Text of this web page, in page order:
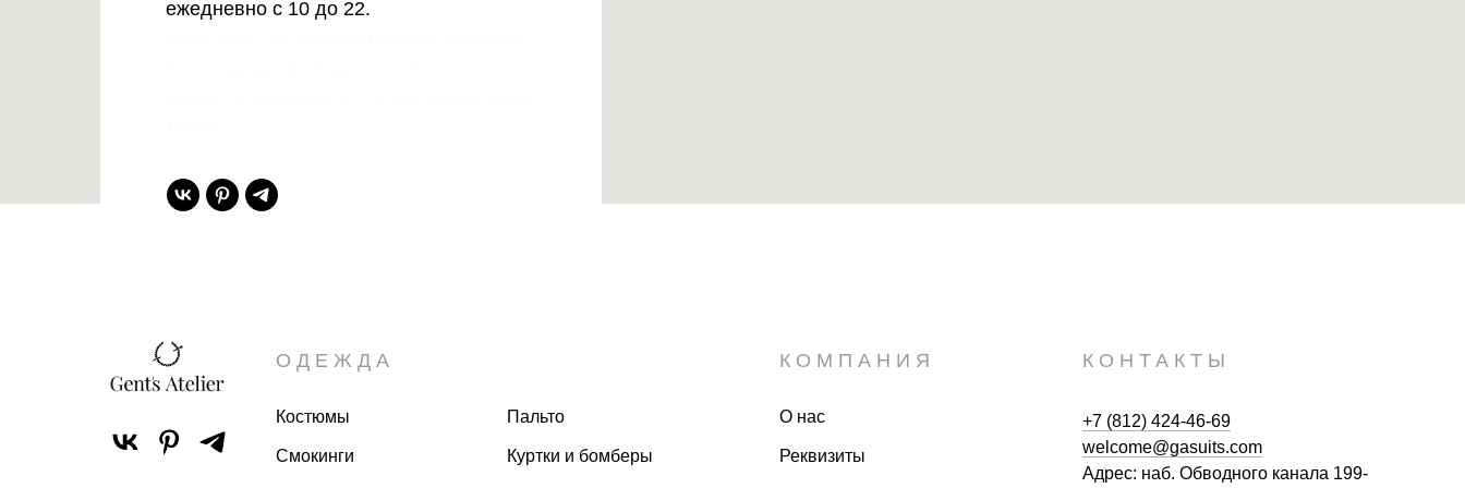
ежедневно с 10 до 22.
ОДЕЖДА
Костюмы
Смокинги
Пальто
КОНТАКТЫ
+7 (812) 424-46-69
welcome@gasuits.com
Адрес: наб. Обводного канала 199-
Куртки и бомберы
КОМПАНИЯ
О нас
Реквизиты